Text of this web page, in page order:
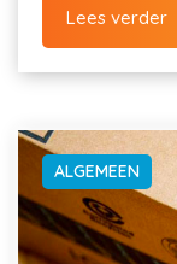
Lees verder
ALGEMEEN